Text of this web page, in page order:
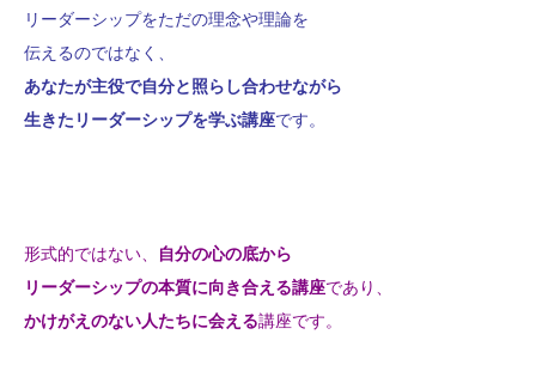
リーダーシップをただの理念や理論を
伝えるのではなく、
あなたが主役で自分と照らし合わせながら
生きたリーダーシップを学ぶ講座です。
形式的ではない、
自分の心の底から
リーダーシップの本質に向き合える講座であり、
かけがえのない人たちに会える講座です。